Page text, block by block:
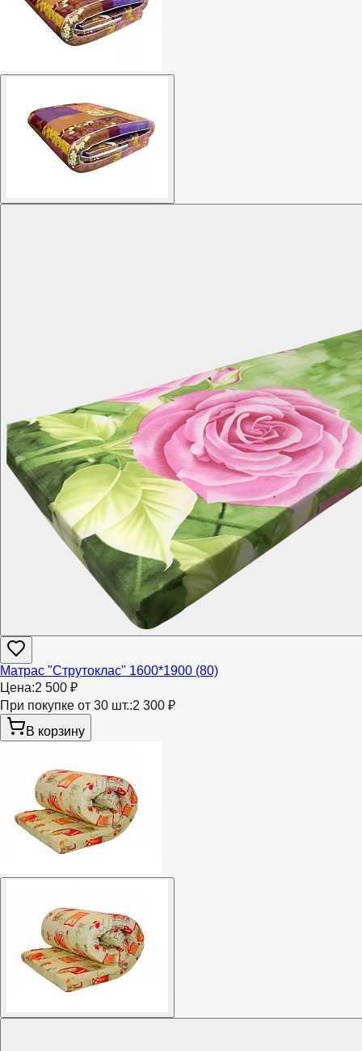
Матрас "Струтоклас" 1600*1900 (80)
Цена:2 500 ₽
При покупке от 30 шт.:2 300 ₽
В корзину